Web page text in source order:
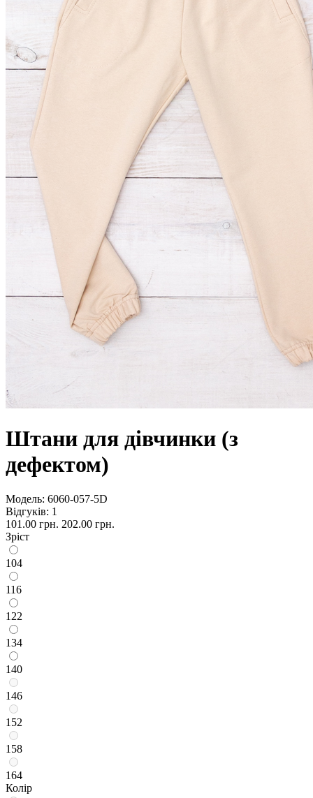
Штани для дівчинки (з
дефектом)
Модель: 6060-057-5D
Відгуків: 1
101.00 грн. 202.00 грн.
Зріст
104
116
122
134
140
146
152
158
164
Колір